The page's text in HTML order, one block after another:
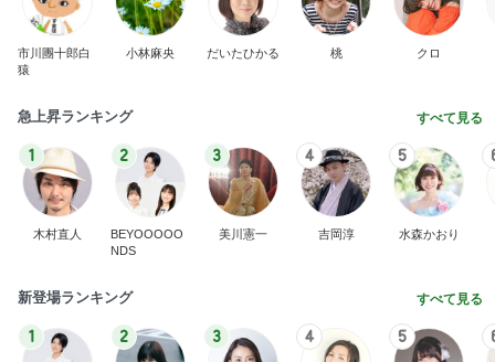
市川團十郎白
猿
小林麻央 だいたひかる 桃 クロ
急上昇ランキング すべて見る
1
木村直人
2
BEYOOOOO
NDS
3
美川憲一
4
吉岡淳
5
水森かおり
新登場ランキング すべて見る
1 2 3 4 5